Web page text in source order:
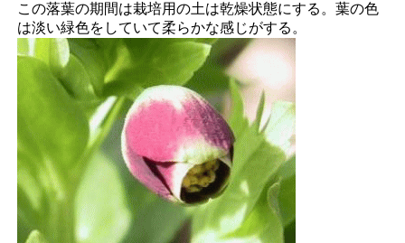
この落葉の期間は栽培用の土は乾燥状態にする。葉の色
は淡い緑色をしていて柔らかな感じがする。